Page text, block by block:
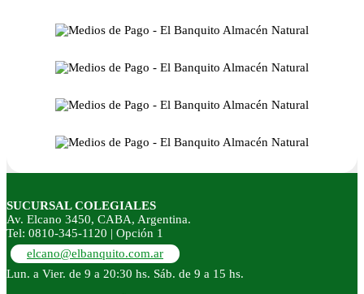
SUCURSAL COLEGIALES
Av. Elcano 3450, CABA, Argentina.
Tel: 0810-345-1120 | Opción 1
elcano@elbanquito.com.ar
Lun. a Vier. de 9 a 20:30 hs. Sáb. de 9 a 15 hs.